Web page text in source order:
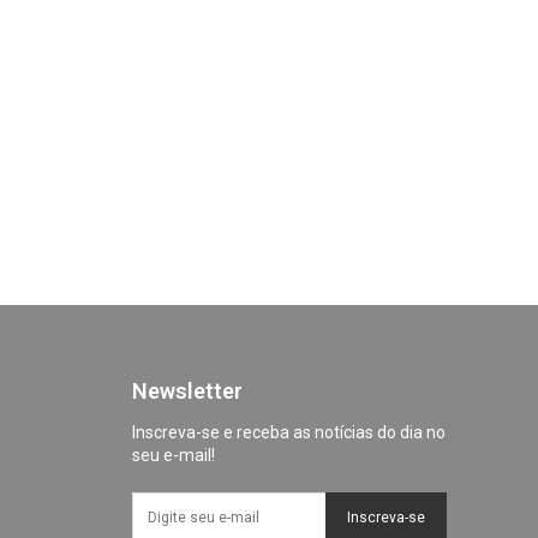
Newsletter
Inscreva-se e receba as notícias do dia no
seu e-mail!
Inscreva-se